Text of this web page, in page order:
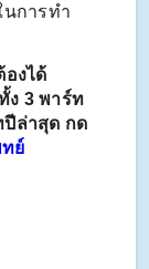
นการทำ
งได้
ง 3 พาร์ท
ปีล่าสุด กด
ย์